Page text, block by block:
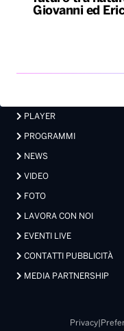
Giovanni ed
PLAYER
PROGRAMMI
NEWS
VIDEO
FOTO
LAVORA CON NOI
EVENTI LIVE
CONTATTI PUBBLICITÀ
MEDIA PARTNERSHIP
Privacy|